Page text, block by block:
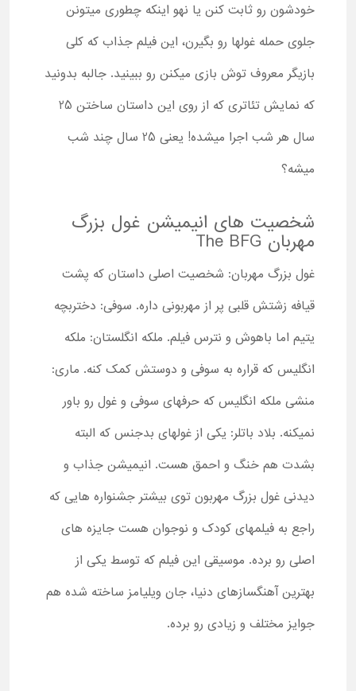
خودشون رو ثابت کنن یا نهو اینکه چطوری میتونن
جلوی حمله غولها رو بگیرن، این فیلم جذاب که کلی
بازیگر معروف توش بازی میکنن رو ببینید. جالبه بدونید
که نمایش تئاتری که از روی این داستان ساختن 25
سال هر شب اجرا میشده! یعنی 25 سال چند شب
میشه؟
شخصیت های انیمیشن غول بزرگ
مهربان The BFG
غول بزرگ مهربان: شخصیت اصلی داستان که پشت
قیافه زشتش قلبی پر از مهربونی داره. سوفی: دختربچه
یتیم اما باهوش و نترس فیلم. ملکه انگلستان: ملکه
انگلیس که قراره به سوفی و دوستش کمک کنه. ماری:
منشی ملکه انگلیس که حرفهای سوفی و غول رو باور
نمیکنه. بلاد باتلر: یکی از غولهای بدجنس که البته
بشدت هم خنگ و احمق هست. انیمیشن جذاب و
دیدنی غول بزرگ مهربون توی بیشتر جشنواره هایی که
راجع به فیلمهای کودک و نوجوان هست جایزه های
اصلی رو برده. موسیقی این فیلم که توسط یکی از
بهترین آهنگسازهای دنیا، جان ویلیامز ساخته شده هم
جوایز مختلف و زیادی رو برده.